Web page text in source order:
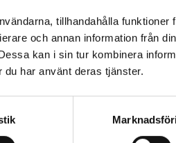
tillhandahålla funktioner
och annan information från
kan i sin tur kombinera
har använt deras tjänster.